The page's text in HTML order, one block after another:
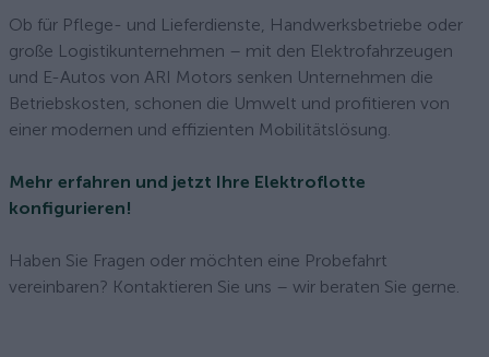
Ob für Pflege- und Lieferdienste, Handwerksbetriebe oder
große Logistikunternehmen – mit den Elektrofahrzeugen
und E-Autos von ARI Motors senken Unternehmen die
Betriebskosten, schonen die Umwelt und profitieren von
einer modernen und effizienten Mobilitätslösung.
Mehr erfahren und jetzt Ihre Elektroflotte
konfigurieren!
Haben Sie Fragen oder möchten eine Probefahrt
vereinbaren? Kontaktieren Sie uns – wir beraten Sie gerne.